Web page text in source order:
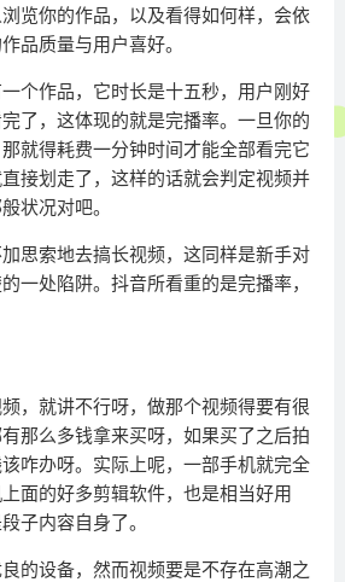
览你的作品，以及看得如何样，会依
品质量与用户喜好。
个作品，它时长是十五秒，用户刚好
了，这体现的就是完播率。一旦你的
就得耗费一分钟时间才能全部看完它
接划走了，这样的话就会判定视频并
状况对吧。
思索地去搞长视频，这同样是新手对
一处陷阱。抖音所看重的是完播率，
，就讲不行呀，做那个视频得要有很
那么多钱拿来买呀，如果买了之后拍
咋办呀。实际上呢，一部手机就完全
面的好多剪辑软件，也是相当好用
子内容自身了。
的设备，然而视频要是不存在高潮之